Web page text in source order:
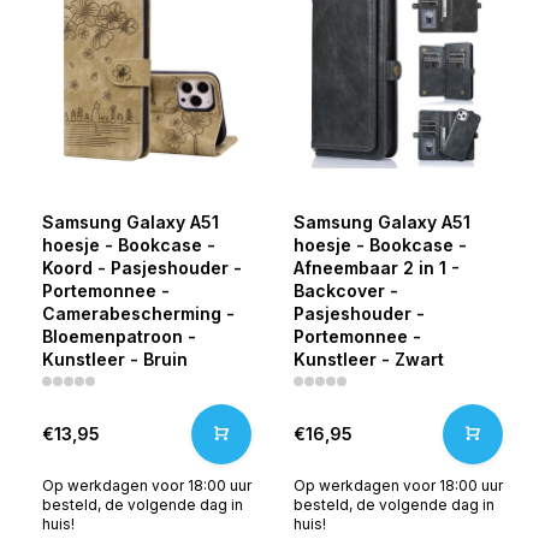
Samsung Galaxy A51
hoesje - Bookcase -
Koord - Pasjeshouder -
Portemonnee -
Camerabescherming -
Bloemenpatroon -
Kunstleer - Bruin
€13,95
Op werkdagen voor 18:00 uur
besteld, de volgende dag in
huis!
Samsung Galaxy A51
hoesje - Bookcase -
Afneembaar 2 in 1 -
Backcover -
Pasjeshouder -
Portemonnee -
Kunstleer - Zwart
€16,95
Op werkdagen voor 18:00 uur
besteld, de volgende dag in
huis!